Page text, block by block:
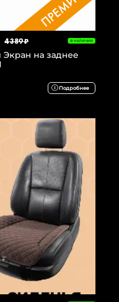
4 389 ₽ В НАЛИЧИИ
Экран на заднее
Подробнее